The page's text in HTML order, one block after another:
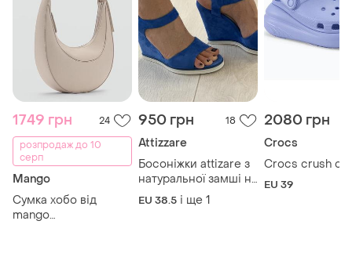
1749 грн
24
розпродаж до 10
серп
Mango
Сумка хобо від
mango
950 грн 18
Attizzare
Босоніжки attizare з
натуральної замші на
танкетці
EU 38.5 і ще 1
2080 грн
Crocs
Crocs crush
EU 39